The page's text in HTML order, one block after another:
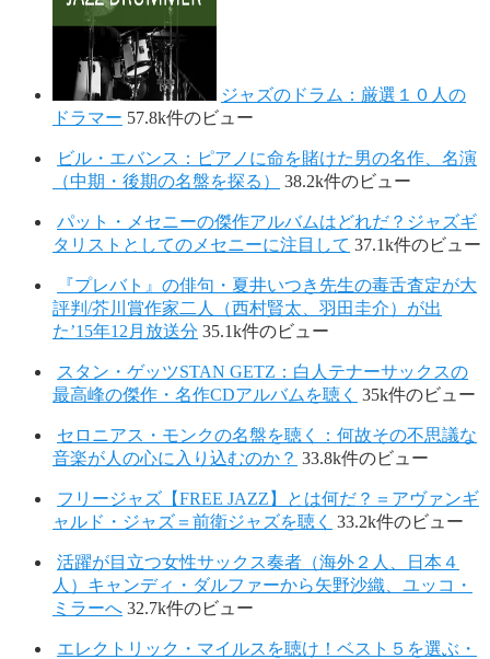
ジャズのドラム：厳選１０人の
ドラマー 57.8k件のビュー
ビル・エバンス：ピアノに命を賭けた男の名作、名演
（中期・後期の名盤を探る）
38.2k件のビュー
パット・メセニーの傑作アルバムはどれだ？ジャズギ
タリストとしてのメセニーに注目して 37.1k件のビュー
『プレバト』の俳句・夏井いつき先生の毒舌査定が大
評判/芥川賞作家二人（西村賢太、羽田圭介）が出
た’15年12月放送分 35.1k件のビュー
スタン・ゲッツSTAN GETZ：白人テナーサックスの
最高峰の傑作・名作CDアルバムを聴く 35k件のビュー
セロニアス・モンクの名盤を聴く：何故その不思議な
音楽が人の心に入り込むのか？ 33.8k件のビュー
フリージャズ【FREE JAZZ】とは何だ？＝アヴァンギ
ャルド・ジャズ＝前衛ジャズを聴く 33.2k件のビュー
活躍が目立つ女性サックス奏者（海外２人、日本４
人）キャンディ・ダルファーから矢野沙織、ユッコ・
ミラーへ 32.7k件のビュー
エレクトリック・マイルスを聴け！ベスト５を選ぶ・